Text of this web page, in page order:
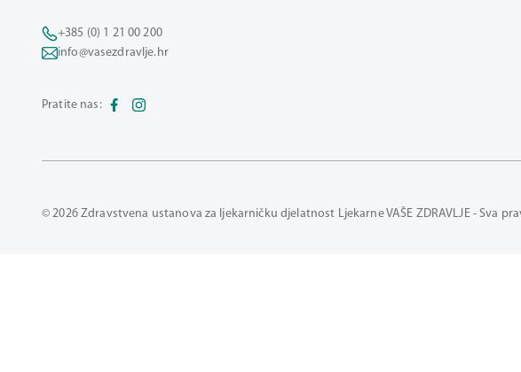
+385 (0) 1 21 00 200
info@vasezdravlje.hr
Pratite nas:
© 2026 Zdravstvena ustanova za ljekarničku djelatnost Ljekarne VAŠE ZDRAVLJE - Sva